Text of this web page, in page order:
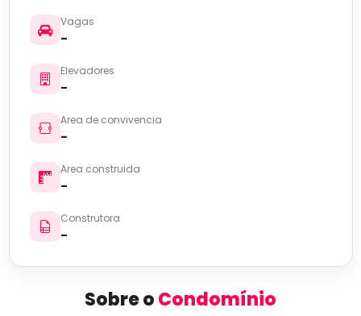
Vagas
-
Elevadores
-
Area de convivencia
-
Area construida
-
Construtora
-
Sobre oCondomínio